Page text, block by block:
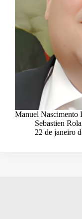
Manuel Nascimento
Sebastien
22 de janeiro